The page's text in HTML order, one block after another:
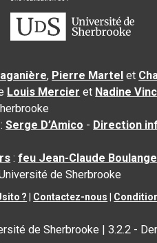
, Pierre Martel et
Louis Mercier et Nadine
:Serge D’Amico - Direction
:feu Jean-Claude
de Sherbrooke
? Contactez-nous
de Sherbrooke |3.2.2 -